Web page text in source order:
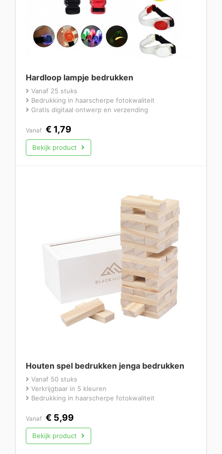
Hardloop lampje bedrukken
Vanaf 25 stuks
Bedrukking in haarscherpe fotokwaliteit
Gratis digitaal ontwerp en verzending
Vanaf € 1,79
Bekijk product
Houten spel bedrukken jenga bedrukken
Vanaf 50 stuks
Verkrijgbaar in 5 kleuren
Bedrukking in haarscherpe fotokwaliteit
Vanaf € 5,99
Bekijk product